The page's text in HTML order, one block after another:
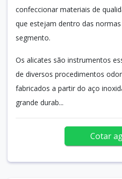
confeccionar materiais de
que estejam dentro das
segmento.
Os alicates são instrumentos
de diversos procedimentos
fabricados a partir do aço
grande durab...
Cotar